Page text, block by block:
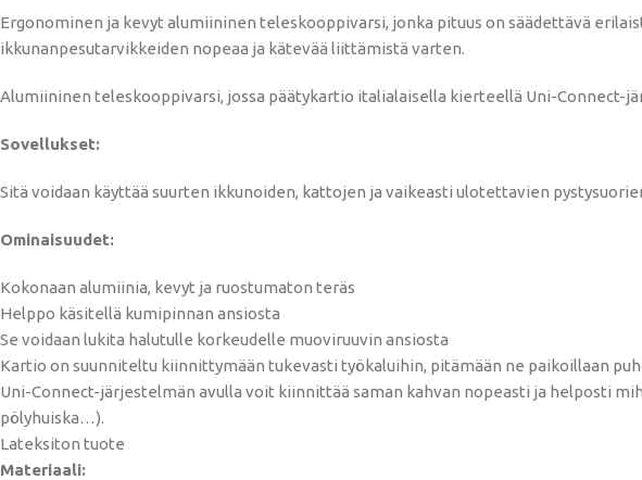
Ergonominen ja kevyt alumiininen teleskooppivarsi, jonka pituus on säädettävä
ikkunanpesutarvikkeiden nopeaa ja kätevää liittämistä varten.
Alumiininen teleskooppivarsi, jossa päätykartio italialaisella kierteellä Uni-Connect-
Sovellukset:
Sitä voidaan käyttää suurten ikkunoiden, kattojen ja vaikeasti ulotettavien
Ominaisuudet:
Kokonaan alumiinia, kevyt ja ruostumaton teräs
Helppo käsitellä kumipinnan ansiosta
Se voidaan lukita halutulle korkeudelle muoviruuvin ansiosta
Kartio on suunniteltu kiinnittymään tukevasti työkaluihin, pitämään ne paikoillaan
Uni-Connect-järjestelmän avulla voit kiinnittää saman kahvan nopeasti ja helposti
pölyhuiska…).
Lateksiton tuote
Materiaali: